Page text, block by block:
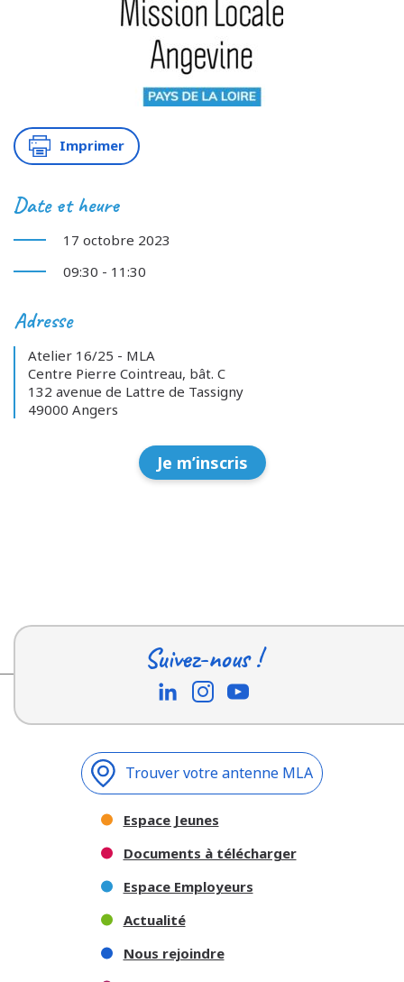
Imprimer
Date et heure
17 octobre 2023
09:30 - 11:30
Adresse
Atelier 16/25 - MLA
Centre Pierre Cointreau, bât. C
132 avenue de Lattre de Tassigny
49000 Angers
Je m’inscris
Suivez-nous !
Trouver votre antenne MLA
Espace Jeunes
Documents à télécharger
Espace Employeurs
Actualité
Nous rejoindre